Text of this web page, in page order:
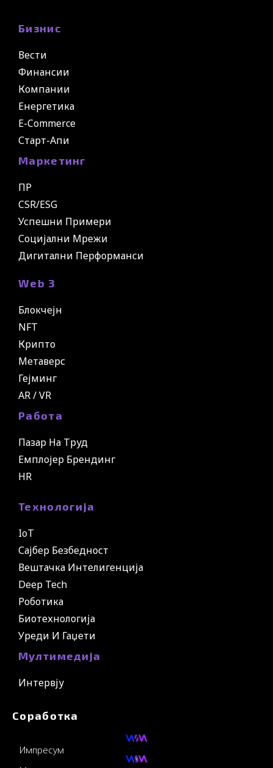
Бизнис
Вести
Финансии
Компании
Енергетика
E-Commerce
Старт-Апи
Маркетинг
ПР
CSR/ESG
Успешни Примери
Социјални Мрежи
Дигитални Перформанси
Web 3
Блокчејн
NFT
Крипто
Метаверс
Гејминг
AR / VR
Работа
Пазар На Труд
Емплојер Брендинг
HR
Технологија
IoT
Сајбер Безбедност
Вештачка Интелигенција
Deep Tech
Роботика
Биотехнологија
Уреди И Гаџети
Мултимедија
Интервју
Соработка
Импресум